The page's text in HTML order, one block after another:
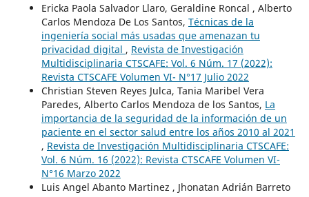
Ericka Paola Salvador Llaro, Geraldine Roncal , Alberto
Carlos Mendoza De Los Santos, Técnicas de la
ingeniería social más usadas que amenazan tu
privacidad digital , Revista de Investigación
Multidisciplinaria CTSCAFE: Vol. 6 Núm. 17 (2022):
Revista CTSCAFE Volumen VI- N°17 Julio 2022
Christian Steven Reyes Julca, Tania Maribel Vera
Paredes, Alberto Carlos Mendoza de los Santos, La
importancia de la seguridad de la información de un
paciente en el sector salud entre los años 2010 al 2021
, Revista de Investigación Multidisciplinaria CTSCAFE:
Vol. 6 Núm. 16 (2022): Revista CTSCAFE Volumen VI-
N°16 Marzo 2022
Luis Angel Abanto Martinez , Jhonatan Adrián Barreto